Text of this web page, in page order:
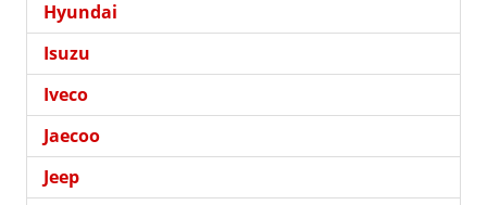
Hyundai
Isuzu
Iveco
Jaecoo
Jeep